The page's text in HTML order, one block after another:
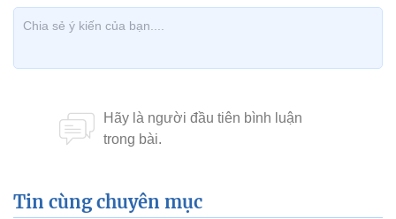
Tin cùng chuyên mục